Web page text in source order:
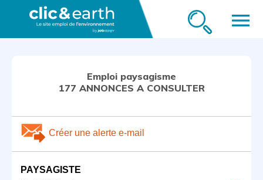
menu
Emploi paysagisme
177 ANNONCES A CONSULTER
Créer une alerte e-mail
PAYSAGISTE